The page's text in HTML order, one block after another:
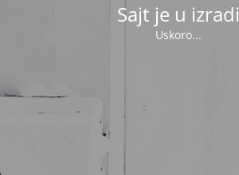
Sajt je u izradi
Uskoro...